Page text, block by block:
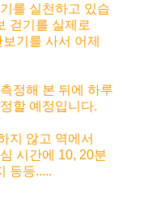
를 실천하고 있습
걷기를 실제로
기를 사서 어제
정해 본 뒤에 하루
할 예정입니다.
지 않고 역에서
시간에 10, 20분
등등.....